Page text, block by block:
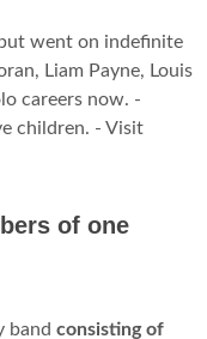
went on indefinite
Liam Payne, Louis
careers now. -
children. - Visit
of one
band consisting of